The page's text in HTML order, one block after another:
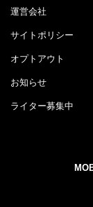
運営会社
サイトポリシー
オプトアウト
お知らせ
ライター募集中